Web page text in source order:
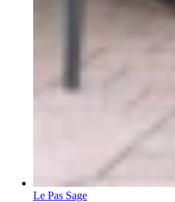
Le Pas Sage